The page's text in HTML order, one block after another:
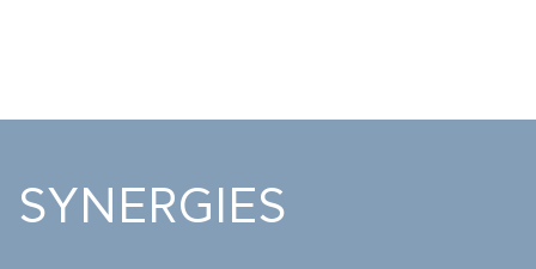
SYNERGIES
SYNERGIES